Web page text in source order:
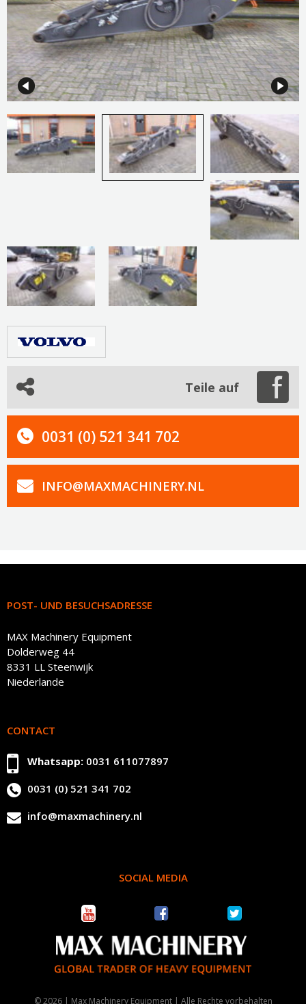
Teile auf
0031 (0) 521 341 702
INFO@MAXMACHINERY.NL
POST- UND BESUCHSADRESSE
MAX Machinery Equipment
Dolderweg 44
8331 LL Steenwijk
Niederlande
CONTACT
Whatsapp: 0031 611077897
0031 (0) 521 341 702
info@maxmachinery.nl
SOCIAL MEDIA
© 2026 | Max Machinery Equipment | Alle Rechte vorbehalten